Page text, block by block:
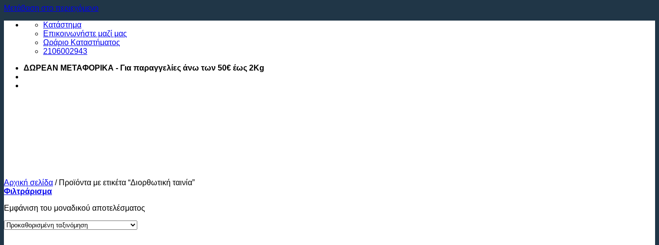
Μετάβαση στο περιεχόμενο
Κατάστημα
Επικοινωνήστε μαζί μας
Ωράριο Καταστήματος
2106002943
ΔΩΡΕΑΝ ΜΕΤΑΦΟΡΙΚΑ - Για παραγγελίες άνω των 50€ έως 2Kg
Αρχική σελίδα /Προϊόντα με ετικέτα “Διορθωτική ταινία”
Φιλτράρισμα
Εμφάνιση του μοναδικού αποτελέσματος